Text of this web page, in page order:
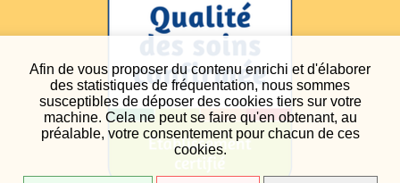
Afin de vous proposer du contenu enrichi et d'élaborer
des statistiques de fréquentation, nous sommes
susceptibles de déposer des cookies tiers sur votre
machine. Cela ne peut se faire qu'en obtenant, au
préalable, votre consentement pour chacun de ces
cookies.